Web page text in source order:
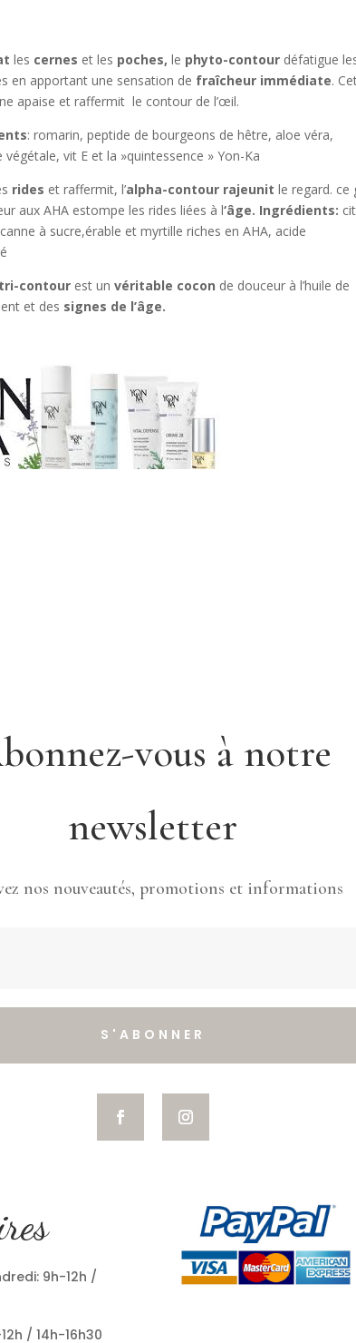
les cernes et les poches, le phyto-contour défatigue
en apportant une sensation de fraîcheur immédiate.
apaise et raffermit le contour de l’œil.
: romarin, peptide de bourgeons de hêtre, aloe véra,
végétale, vit E et la »quintessence » Yon-Ka
rides et raffermit, l’alpha-contour rajeunit le regard. ce
aux AHA estompe les rides liées à l‘âge. Ingrédients:
à sucre,érable et myrtille riches en AHA, acide
contour est un véritable cocon de douceur à l’huile de
et des signes de l’âge.
vous à notre
newsletter
nos nouveautés, promotions et informations
S'ABONNER
9h-12h /
/ 14h-16h30